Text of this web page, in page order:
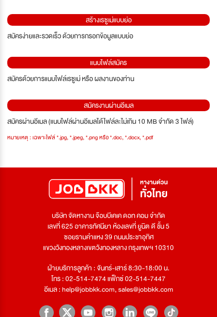
สร้างเรซูเม่แบบย่อ
สมัครง่ายและรวดเร็ว ด้วยการกรอกข้อมูลแบบย่อ
แนบไฟล์สมัคร
สมัครด้วยการแนบไฟล์เรซูเม่ หรือ ผลงานของท่าน
สมัครงานผ่านอีเมล
สมัครผ่านอีเมล (แนบไฟล์ผ่านอีเมลได้ไฟล์ละไม่เกิน 10 MB จำกัด 3 ไฟล์)
หมายเหตุ : เฉพาะไฟล์ *.jpg, *.jpeg, *.png หรือ *.doc, *.docx, *.pdf
บริษัท จัดหางาน จ๊อบบีเคเค ดอท คอม จำกัด
เลขที่ 625 อาคารทัศนียา ห้องเลขที่ ยูนิต ดี ชั้น 5
ซอยรามคำแหง 39 ถนนประชาอุทิศ
แขวงวังทองหลางเขตวังทองหลาง กรุงเทพฯ 10310
ฝ่ายบริการลูกค้า : จันทร์-เสาร์ 8:30-18:00 น.
โทร : 02-514-7474 แฟ็กซ์ 02-514-7447
อีเมล :help@jobbkk.com,sales@jobbkk.com